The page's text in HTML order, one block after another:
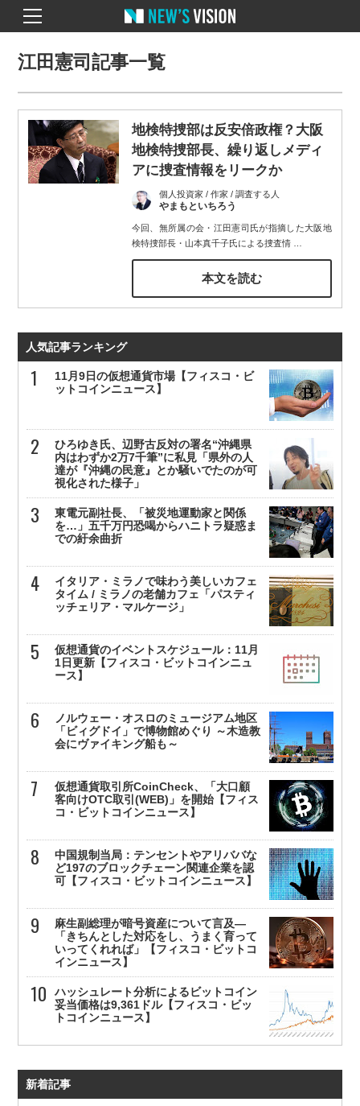
江田憲司記事一覧
地検特捜部は反安倍政権？大阪
地検特捜部長、繰り返しメディ
アに捜査情報をリークか
個人投資家 / 作家 / 調査する人
やまもといちろう
今回、無所属の会・江田憲司氏が指摘した大阪地
検特捜部長・山本真千子氏による捜査情…
本文を読む
人気記事ランキング
11月9日の仮想通貨市場【フィスコ・ビ
ットコインニュース】
ひろゆき氏、辺野古反対の署名“沖縄県
内はわずか2万7千筆”に私見「県外の人
達が『沖縄の民意』とか騒いでたのが可
視化された様子」
東電元副社長、「被災地運動家と関係
を…」五千万円恐喝からハニトラ疑惑ま
での紆余曲折
イタリア・ミラノで味わう美しいカフェ
タイム / ミラノの老舗カフェ「パスティ
ッチェリア・マルケージ」
仮想通貨のイベントスケジュール：11月
1日更新【フィスコ・ビットコインニュ
ース】
ノルウェー・オスロのミュージアム地区
「ビィグドイ」で博物館めぐり ～木造教
会にヴァイキング船も～
仮想通貨取引所CoinCheck、「大口顧
客向けOTC取引(WEB)」を開始【フィス
コ・ビットコインニュース】
中国規制当局：テンセントやアリババな
ど197のブロックチェーン関連企業を認
可【フィスコ・ビットコインニュース】
麻生副総理が暗号資産について言及—
「きちんとした対応をし、うまく育って
いってくれれば」【フィスコ・ビットコ
インニュース】
ハッシュレート分析によるビットコイン
妥当価格は9,361ドル【フィスコ・ビッ
トコインニュース】
新着記事